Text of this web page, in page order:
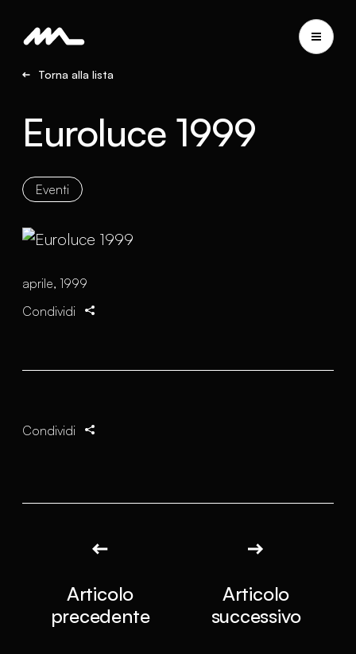
Torna alla lista
Euroluce 1999
Eventi
aprile, 1999
Condividi
Condividi
Articolo
precedente
Articolo
successivo